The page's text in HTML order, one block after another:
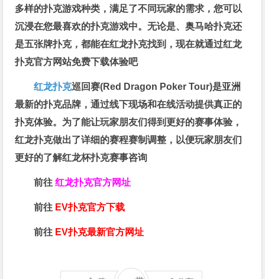
多样的扑克游戏种类，满足了不同玩家的需求，您可以
沉浸在您最喜欢的扑克游戏中。无论是、奥马哈扑克还
是五张牌扑克，都能在红龙扑克找到，现在就通过红龙
扑克官方网站免费下载体验吧
红龙扑克巡回赛​(Red Dragon Poker Tour)是亚洲
最新的扑克品牌，通过线下现场和在线活动提供真正的
扑克体验。为了能让玩家朋友们得到更好的赛事体验，
红龙扑克做出了详细的赛程赛制调整，以便玩家朋友们
更好的了解红龙杯扑克赛事咨询
前往红龙扑克官方网址
前往 EV扑克官方下载
前往 EV扑克最新官方网址